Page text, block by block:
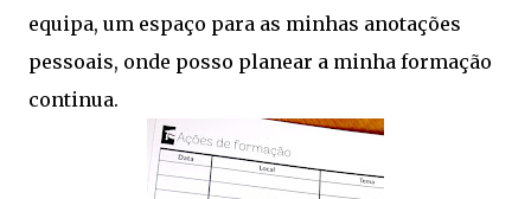
equipa, um espaço para as minhas anotações
pessoais, onde posso planear a minha formação
continua.